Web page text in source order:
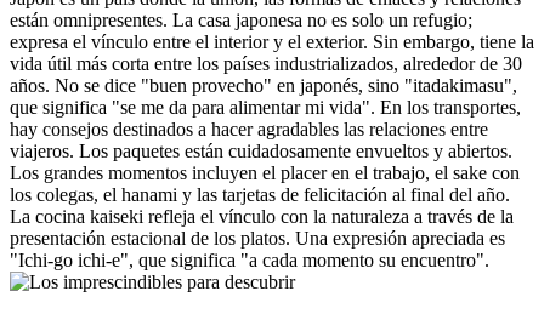
están omnipresentes. La casa japonesa no es solo un refugio;
expresa el vínculo entre el interior y el exterior. Sin embargo, tiene la
vida útil más corta entre los países industrializados, alrededor de 30
años. No se dice "buen provecho" en japonés, sino "itadakimasu",
que significa "se me da para alimentar mi vida". En los transportes,
hay consejos destinados a hacer agradables las relaciones entre
viajeros. Los paquetes están cuidadosamente envueltos y abiertos.
Los grandes momentos incluyen el placer en el trabajo, el sake con
los colegas, el hanami y las tarjetas de felicitación al final del año.
La cocina kaiseki refleja el vínculo con la naturaleza a través de la
presentación estacional de los platos. Una expresión apreciada es
"Ichi-go ichi-e", que significa "a cada momento su encuentro".